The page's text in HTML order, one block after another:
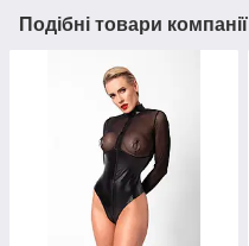
Подібні товари компанії